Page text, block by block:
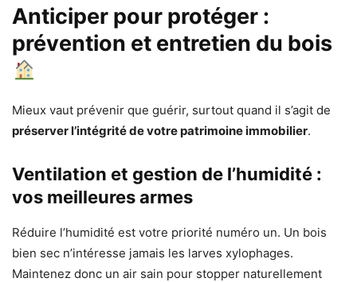
Anticiper pour protéger :
prévention et entretien du bois
Mieux vaut prévenir que guérir, surtout quand il s’agit de
préserver l’intégrité de votre patrimoine immobilier.
Ventilation et gestion de l’humidité :
vos meilleures armes
Réduire l’humidité est votre priorité numéro un. Un bois
bien sec n’intéresse jamais les larves xylophages.
Maintenez donc un air sain pour stopper naturellement